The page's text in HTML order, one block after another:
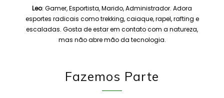
Leo: Gamer, Esportista, Marido, Administrador. Adora
esportes radicais como trekking, caiaque, rapel, rafting e
escaladas. Gosta de estar em contato com a natureza,
mas não abre mão da tecnologia.
Fazemos Parte